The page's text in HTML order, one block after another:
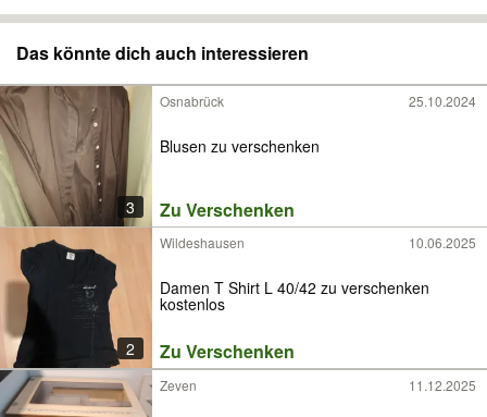
Das könnte dich auch interessieren
3
Osnabrück 25.10.2024
Blusen zu verschenken
Zu Verschenken
2
Wildeshausen 10.06.2025
Damen T Shirt L 40/42 zu verschenken
kostenlos
Zu Verschenken
Zeven 11.12.2025